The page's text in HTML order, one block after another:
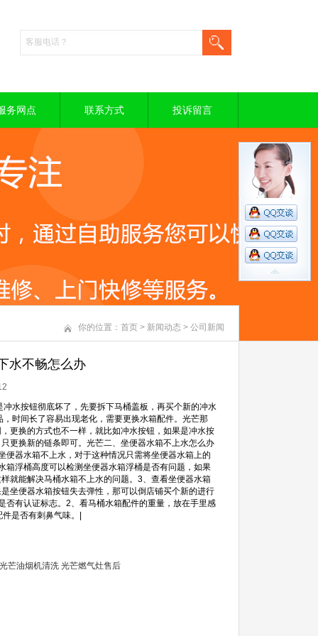
务网点 联系方式 投诉留言
你的位置： 首页 > 新闻动态 > 公司新闻
水不畅怎么办
水按钮彻底坏了，先要拆下马桶盖板，再买个新的冲水
时间长了容易出现老化，需要更换水箱配件。光芒那
更换的方式也不一样，就比如冲水按钮，如果是冲水按
更换新的链条即可。光芒二、坐便器水箱不上水怎么办
器水箱不上水，对于这种情况只需将坐便器水箱上的
浮桶高度可以检测坐便器水箱浮桶是否有问题，如果
就能解决马桶水箱不上水的问题。3、查看坐便器水箱
坐便器水箱按钮失去弹性，那可以倒店铺买个新的进行
有认证标志。2、看马桶水箱配件的重量，放在手里感
是否有刺鼻气味。|
光芒油烟机清洗 光芒燃气灶售后